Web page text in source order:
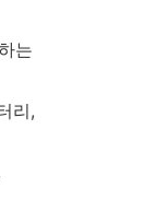
는
리,